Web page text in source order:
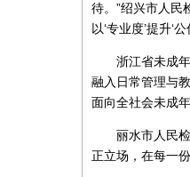
待。”绍兴市人民
以‘专业度’提升‘
浙江省未成
融入日常管理与
面向全社会未成
丽水市人民
正立场，在每一